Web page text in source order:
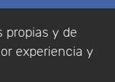
propias y de
experiencia y